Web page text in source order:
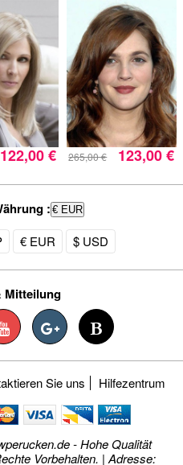
122,00 € 265,00 € 123,00 €
:€ EUR
€ EUR $ USD
Mitteilung
Sie uns Hilfezentrum
- Hohe Qualität
Vorbehalten. | Adresse: